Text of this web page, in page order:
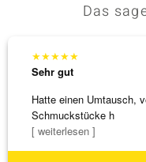
Das
★★★★★
Sehr gut
Hatte einen Umtausch,
Schmuckstücke h
[ weiterlesen ]